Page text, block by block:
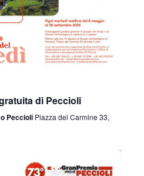
di Peccioli
Peccioli Piazza del Carmine 33,